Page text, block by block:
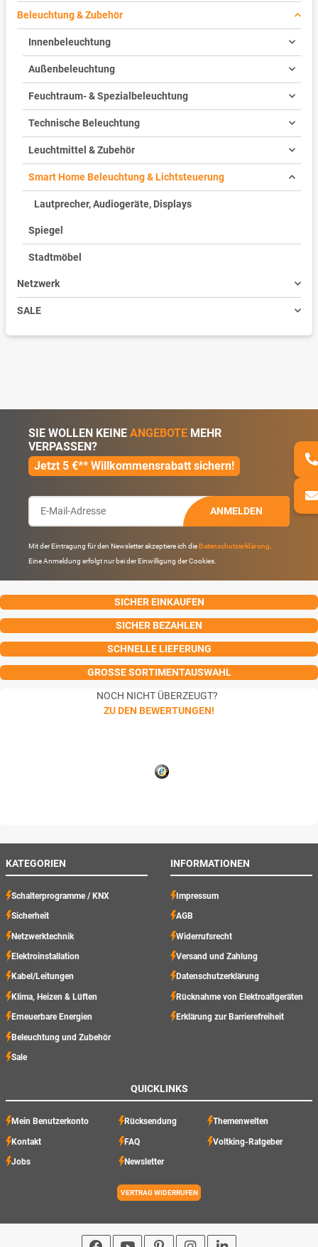
Beleuchtung & Zubehör
Innenbeleuchtung
Außenbeleuchtung
Feuchtraum- & Spezialbeleuchtung
Technische Beleuchtung
Leuchtmittel & Zubehör
Smart Home Beleuchtung & Lichtsteuerung
Lautprecher, Audiogeräte, Displays
Spiegel
Stadtmöbel
Netzwerk
SALE
SIE WOLLEN KEINE ANGEBOTE MEHR
VERPASSEN?
Jetzt 5 €** Willkommensrabatt sichern!
ANMELDEN
Mit der Eintragung für den Newsletter akzeptiere ich dieDatenschutzerklärung
Eine Anmeldung erfolgt nur bei der Einwilligung der Cookies.
SICHER EINKAUFEN
SICHER BEZAHLEN
SCHNELLE LIEFERUNG
GROSSE SORTIMENTAUSWAHL
NOCH NICHT ÜBERZEUGT?
ZU DEN BEWERTUNGEN!
KATEGORIEN
Schalterprogramme / KNX
Sicherheit
Netzwerktechnik
Elektroinstallation
Kabel/Leitungen
Klima, Heizen & Lüften
Erneuerbare Energien
Beleuchtung und Zubehör
Sale
INFORMATIONEN
Impressum
AGB
Widerrufsrecht
Versand und Zahlung
Datenschutzerklärung
Rücknahme von Elektroaltgeräten
Erklärung zur Barrierefreiheit
QUICKLINKS
Mein Benutzerkonto Rücksendung Themenwelten
Kontakt FAQ Voltking-Ratgeber
Jobs Newsletter
VERTRAG WIDERRUFEN